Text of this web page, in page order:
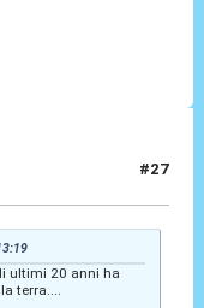
#27
ultimi 20 anni ha
terra....